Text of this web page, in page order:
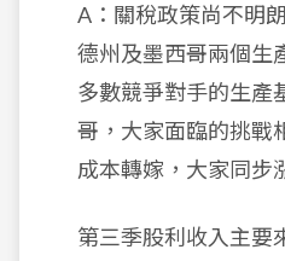
A：關稅政策尚不明
德州及墨西哥兩個生
多數競爭對手的生產
哥，大家面臨的挑戰
成本轉嫁，大家同步
第三季股利收入主要